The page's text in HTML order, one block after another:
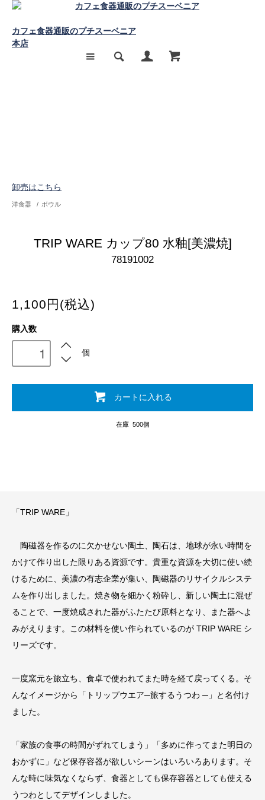
カフェ食器通販のプチスーベニア
本店
卸売はこちら
洋食器 / ボウル
TRIP WARE カップ80 水釉[美濃焼]
78191002
1,100円(税込)
購入数
個
カートに入れる
在庫 500個
「TRIP WARE」
陶磁器を作るのに欠かせない陶土、陶石は、地球が永い時間を
かけて作り出した限りある資源です。貴重な資源を大切に使い続
けるために、美濃の有志企業が集い、陶磁器のリサイクルシステ
ムを作り出しました。焼き物を細かく粉砕し、新しい陶土に混ぜ
ることで、一度焼成された器がふたたび原料となり、また器へよ
みがえります。この材料を使い作られているのが TRIP WARE シ
リーズです。
一度窯元を旅立ち、食卓で使われてまた時を経て戻ってくる。そ
んなイメージから「トリップウエア─旅するうつわ ─」と名付け
ました。
「家族の食事の時間がずれてしまう」「多めに作ってまた明日の
おかずに」など保存容器が欲しいシーンはいろいろあります。そ
んな時に味気なくならず、食器としても保存容器としても使える
うつわとしてデザインしました。